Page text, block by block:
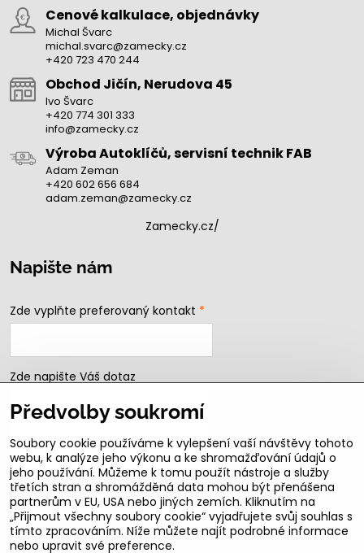
Cenové kalkulace, objednávky
Michal Švarc
michal.svarc@zamecky.cz
+420 723 470 244
Obchod Jičín, Nerudova 45
Ivo Švarc
+420 774 301 333
info@zamecky.cz
Výroba Autoklíčů, servisní technik FAB
Adam Zeman
+420 602 656 684
adam.zeman@zamecky.cz
Zamecky.cz/
Napište nám
Zde vyplňte preferovaný kontakt *
Zde napište Váš dotaz
Odeslat
Předvolby soukromí
Soubory cookie používáme k vylepšení vaší návštěvy tohoto
webu, k analýze jeho výkonu a ke shromažďování údajů o
jeho používání. Můžeme k tomu použít nástroje a služby
třetích stran a shromážděná data mohou být přenášena
partnerům v EU, USA nebo jiných zemích. Kliknutím na
„Přijmout všechny soubory cookie“ vyjadřujete svůj souhlas s
tímto zpracováním. Níže můžete najít podrobné informace
nebo upravit své preference.